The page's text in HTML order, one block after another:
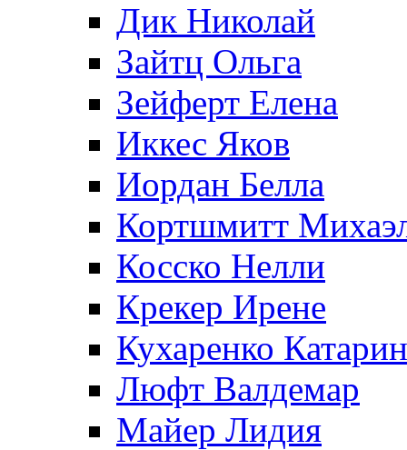
Дик Николай
Зайтц Ольга
Зейферт Елена
Иккес Яков
Иордан Белла
Кортшмитт
Косско Нелли
Крекер Ирене
Кухаренко
Люфт Валдемaр
Майер Лидия